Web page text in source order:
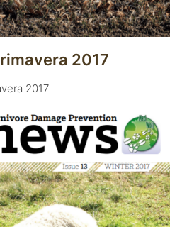
2017
2017